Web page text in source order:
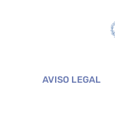
AVISO LEGAL